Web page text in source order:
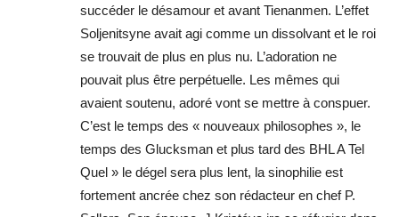
succéder le désamour et avant Tienanmen. L’effet
Soljenitsyne avait agi comme un dissolvant et le roi
se trouvait de plus en plus nu. L’adoration ne
pouvait plus être perpétuelle. Les mêmes qui
avaient soutenu, adoré vont se mettre à conspuer.
C’est le temps des « nouveaux philosophes », le
temps des Glucksman et plus tard des BHL A Tel
Quel » le dégel sera plus lent, la sinophilie est
fortement ancrée chez son rédacteur en chef P.